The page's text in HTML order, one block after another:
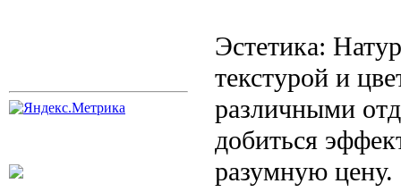
Эстетика:
текстурой и
различными
добиться
разумную цену.